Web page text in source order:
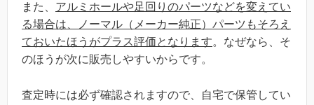
また、 アルミホールや足回りのパーツなどを変えてい
る場合は、ノーマル（メーカー純正）パーツもそろえ
ておいたほうがプラス評価となります。なぜなら、そ
のほうが次に販売しやすいからです。
査定時には必ず確認されますので、自宅で保管してい